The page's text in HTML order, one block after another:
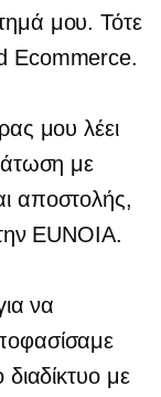
μου. Τότε
Ecommerce.
μου λέει
με
αποστολής,
EUNOIA.
να
με